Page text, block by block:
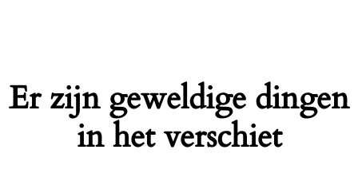
Er zijn geweldige dingen
in het verschiet